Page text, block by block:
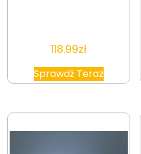
118.99zł
Sprawdź Teraz